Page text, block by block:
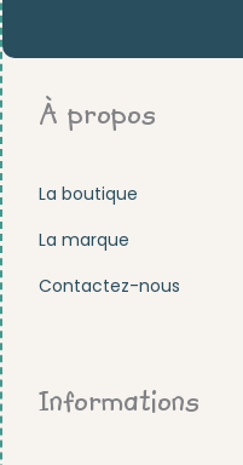
À propos
La boutique
La marque
Contactez-nous
Informations